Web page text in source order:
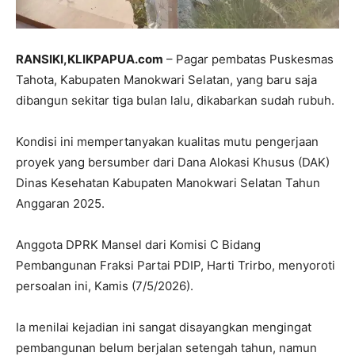
RANSIKI,KLIKPAPUA.com – Pagar pembatas Puskesmas
Tahota, Kabupaten Manokwari Selatan, yang baru saja
dibangun sekitar tiga bulan lalu, dikabarkan sudah rubuh.
Kondisi ini mempertanyakan kualitas mutu pengerjaan
proyek yang bersumber dari Dana Alokasi Khusus (DAK)
Dinas Kesehatan Kabupaten Manokwari Selatan Tahun
Anggaran 2025.
Anggota DPRK Mansel dari Komisi C Bidang
Pembangunan Fraksi Partai PDIP, Harti Trirbo, menyoroti
persoalan ini, Kamis (7/5/2026).
Ia menilai kejadian ini sangat disayangkan mengingat
pembangunan belum berjalan setengah tahun, namun